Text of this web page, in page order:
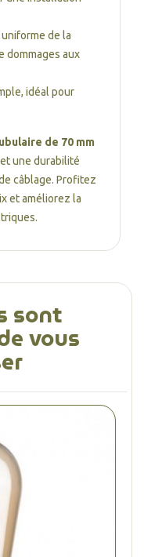
de la
dommages aux
idéal pour
de 70 mm
une durabilité
câblage. Profitez
et améliorez la
sont
vous